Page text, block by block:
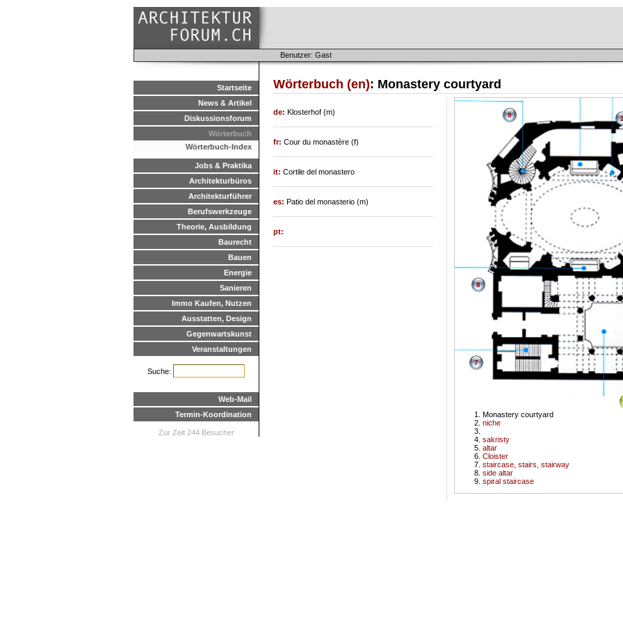
Benutzer: Gast
Startseite
News & Artikel
Diskussionsforum
Wörterbuch
Wörterbuch-Index
Jobs & Praktika
Architekturbüros
Architekturführer
Berufswerkzeuge
Theorie, Ausbildung
Baurecht
Bauen
Energie
Sanieren
Immo Kaufen, Nutzen
Ausstatten, Design
Gegenwartskunst
Veranstaltungen
Suche:
Web-Mail
Termin-Koordination
Zur Zeit 244 Besucher
Wörterbuch (en): Monastery courtyard
Monastery courtyard
niche
sakristy
altar
Cloister
staircase, stairs, stairway
7
side altar
8
spiral staircase
9
de: Klosterhof (m)
fr: Cour du monastère (f)
it: Cortile del monastero
es: Patio del monasterio (m)
pt: